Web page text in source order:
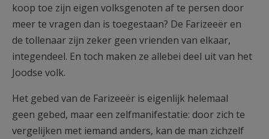
koop toe zijn eigen volksgenoten af te persen door
meer te vragen dan is toegestaan? De Farizeeër en
de tollenaar zijn zeker geen vrienden van elkaar,
integendeel. En toch maken ze allebei deel uit van het
Joodse volk.
Het gebed van de Farizeeër is eigenlijk helemaal
geen gebed, maar een zelfmanifestatie: door zich te
vergelijken met iemand anders, kan de man zichzelf